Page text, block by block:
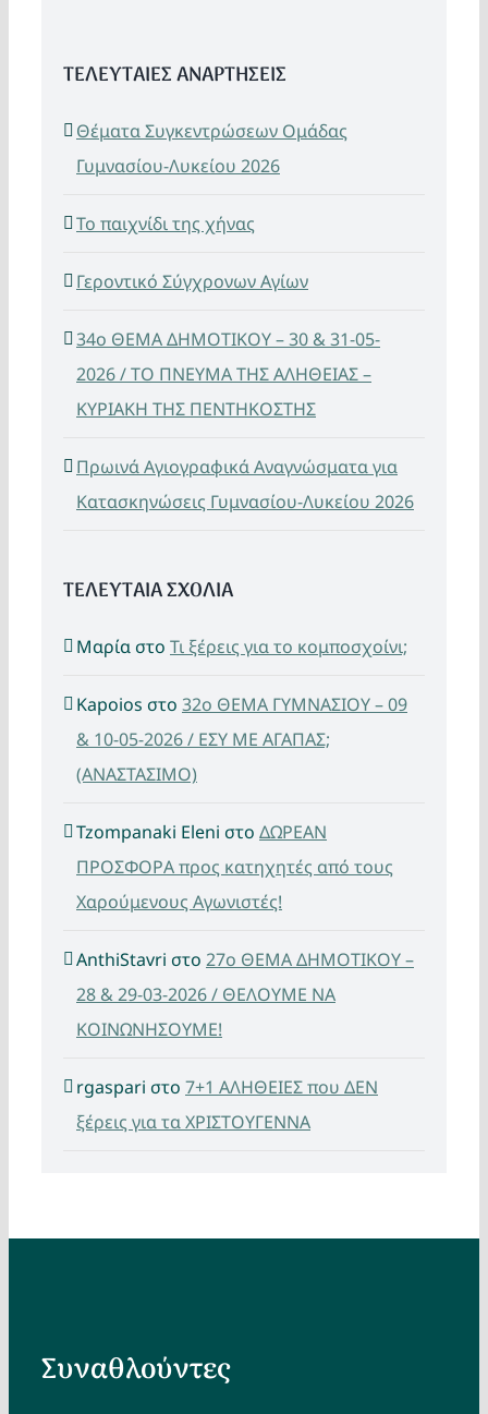
ΤΕΛΕΥΤΑΙΕΣ ΑΝΑΡΤΗΣΕΙΣ
Θέματα Συγκεντρώσεων Ομάδας
Γυμνασίου-Λυκείου 2026
Το παιχνίδι της χήνας
Γεροντικό Σύγχρονων Αγίων
34ο ΘΕΜΑ ΔΗΜΟΤΙΚΟΥ – 30 & 31-05-
2026 / ΤΟ ΠΝΕΥΜΑ ΤΗΣ ΑΛΗΘΕΙΑΣ –
ΚΥΡΙΑΚΗ ΤΗΣ ΠΕΝΤΗΚΟΣΤΗΣ
Πρωινά Αγιογραφικά Αναγνώσματα για
Κατασκηνώσεις Γυμνασίου-Λυκείου 2026
ΤΕΛΕΥΤΑΙΑ ΣΧΟΛΙΑ
Μαρία στο Τι ξέρεις για το κομποσχοίνι;
Kapoios στο 32ο ΘΕΜΑ ΓΥΜΝΑΣΙΟΥ – 09
& 10-05-2026 / ΕΣΥ ΜΕ ΑΓΑΠΑΣ;
(ΑΝΑΣΤΑΣΙΜΟ)
Tzompanaki Eleni στο ΔΩΡΕΑΝ
ΠΡΟΣΦΟΡΑ προς κατηχητές από τους
Χαρούμενους Αγωνιστές!
AnthiStavri στο 27ο ΘΕΜΑ ΔΗΜΟΤΙΚΟΥ –
28 & 29-03-2026 / ΘΕΛΟΥΜΕ ΝΑ
ΚΟΙΝΩΝΗΣΟΥΜΕ!
rgaspari στο 7+1 ΑΛΗΘΕΙΕΣ που ΔΕΝ
ξέρεις για τα ΧΡΙΣΤΟΥΓΕΝΝΑ
Συναθλούντες